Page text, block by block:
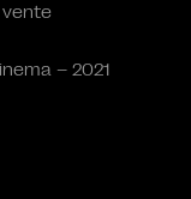
vente
– 2021